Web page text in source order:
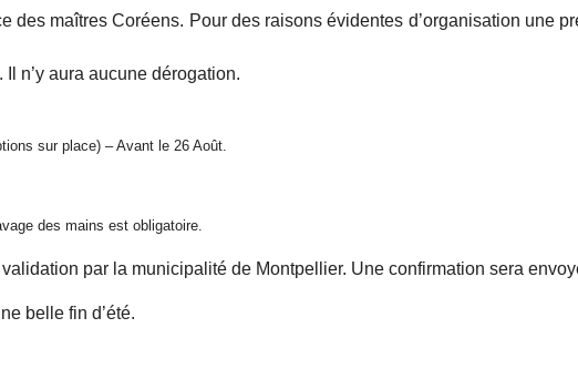
des maîtres Coréens. Pour des raisons évidentes d’organisation une
. Il n’y aura aucune dérogation.
sur place) – Avant le 26 Août.
des mains est obligatoire.
par la municipalité de Montpellier. Une confirmation sera
belle fin d’été.